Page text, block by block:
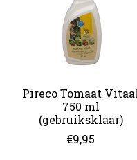
Pireco Tomaat
750 ml
(gebruiksklaar)
€9,95